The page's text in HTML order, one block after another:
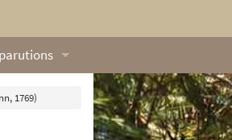
des dunes
1769)